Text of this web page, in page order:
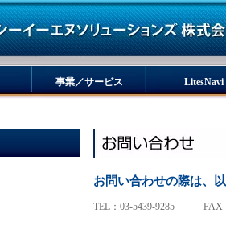
事業／サービス LitesNavi
お問い合わせの際は、
TEL：03-5439-9285